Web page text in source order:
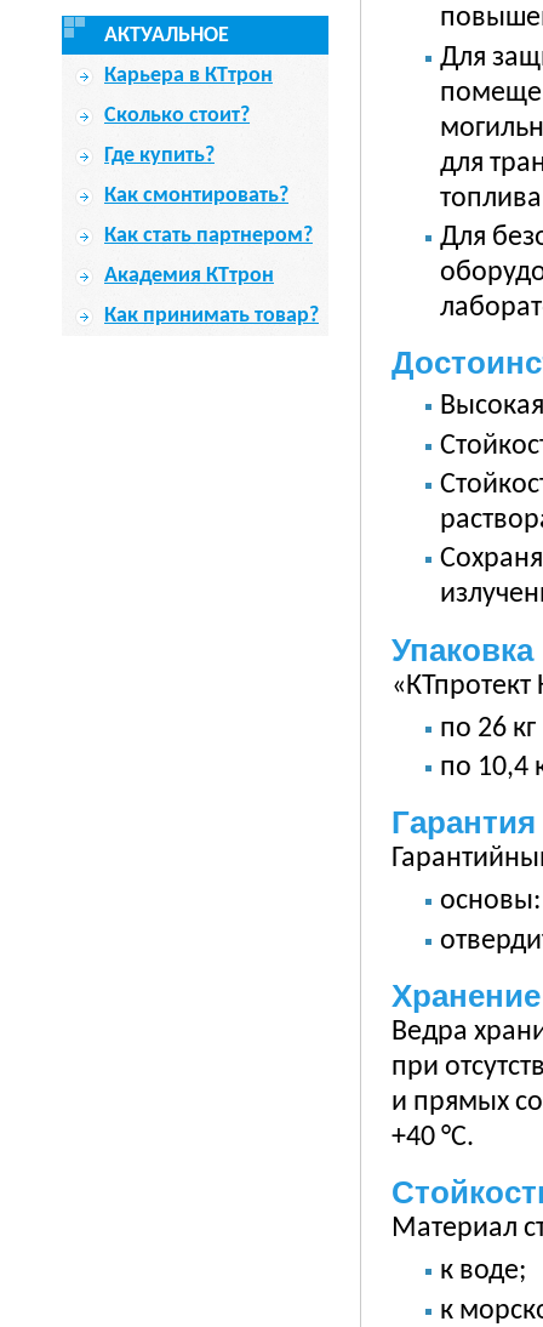
АКТУАЛЬНОЕ
Карьера в КТтрон
Сколько стоит?
Где купить?
Как смонтировать?
Как стать партнером?
Академия КТтрон
Как принимать товар?
Для
для
Для
Упаковка
по 26
по 10,4
основы:
Хранение
Ведра
при
и прямых
+40 °С.
Материал
к воде;
к